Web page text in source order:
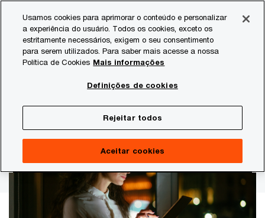
content
footer
Análises, dados e pesquisa
Pesquisa Global sobre Fraudes e
Crimes Econômicos 2024
Usamos cookies para aprimorar o conteúdo e personalizar
a experiência do usuário. Todos os cookies, exceto os
estritamente necessários, exigem o seu consentimento
para serem utilizados. Para saber mais acesse a nossa
Política de Cookies Mais informações
Definições de cookies
Rejeitar todos
Aceitar cookies